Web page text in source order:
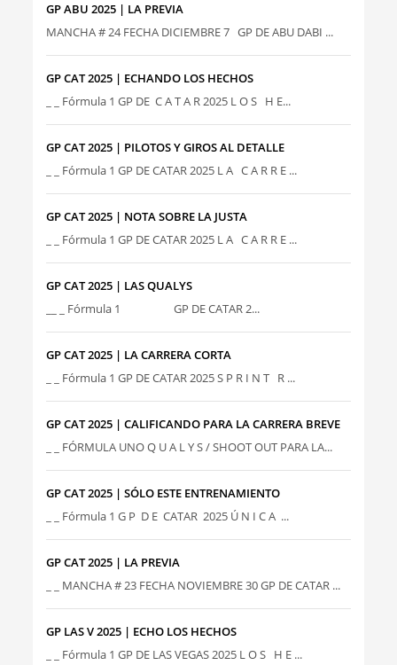
GP ABU 2025 | LA PREVIA
MANCHA # 24 FECHA DICIEMBRE 7 GP DE ABU DABI ...
GP CAT 2025 | ECHANDO LOS HECHOS
_ _ Fórmula 1 GP DE C A T A R 2025 L O S H E...
GP CAT 2025 | PILOTOS Y GIROS AL DETALLE
_ _ Fórmula 1 GP DE CATAR 2025 L A C A R R E ...
GP CAT 2025 | NOTA SOBRE LA JUSTA
_ _ Fórmula 1 GP DE CATAR 2025 L A C A R R E ...
GP CAT 2025 | LAS QUALYS
__ _ Fórmula 1 GP DE CATAR 2...
GP CAT 2025 | LA CARRERA CORTA
_ _ Fórmula 1 GP DE CATAR 2025 S P R I N T R ...
GP CAT 2025 | CALIFICANDO PARA LA CARRERA BREVE
_ _ FÓRMULA UNO Q U A L Y S / SHOOT OUT PARA LA...
GP CAT 2025 | SÓLO ESTE ENTRENAMIENTO
_ _ Fórmula 1 G P D E CATAR 2025 Ú N I C A ...
GP CAT 2025 | LA PREVIA
_ _ MANCHA # 23 FECHA NOVIEMBRE 30 GP DE CATAR ...
GP LAS V 2025 | ECHO LOS HECHOS
_ _ Fórmula 1 GP DE LAS VEGAS 2025 L O S H E ...